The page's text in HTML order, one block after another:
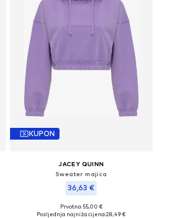
KUPON
JACEY QUINN
Sweater majica
36,63 €
+ 3
Dostupne veličine: XS, S, M, L, XL
Prvotno: 55,00 €
Posljednja najniža cijena:28,49 €